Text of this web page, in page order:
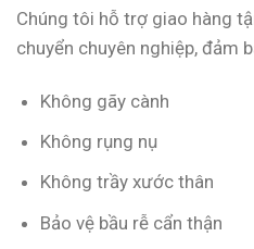
Chúng tôi hỗ trợ giao hàng
chuyển chuyên nghiệp, đảm
Không gãy cành
Không rụng nụ
Không trầy xước thân
Bảo vệ bầu rễ cẩn thận